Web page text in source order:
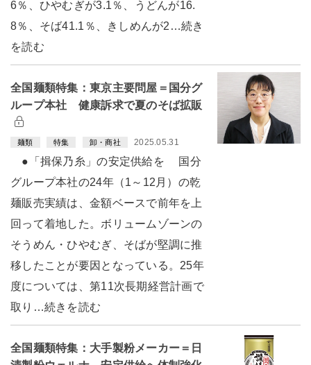
6％、ひやむぎが3.1％、うどんが16.
8％、そば41.1％、きしめんが2…続き
を読む
全国麺類特集：東京主要問屋＝国分グ
ループ本社 健康訴求で夏のそば拡販
麺類 特集 卸・商社 2025.05.31
●「揖保乃糸」の安定供給を 国分
グループ本社の24年（1～12月）の乾
麺販売実績は、金額ベースで前年を上
回って着地した。ボリュームゾーンの
そうめん・ひやむぎ、そばが堅調に推
移したことが要因となっている。25年
度については、第11次長期経営計画で
取り…続きを読む
全国麺類特集：大手製粉メーカー＝日